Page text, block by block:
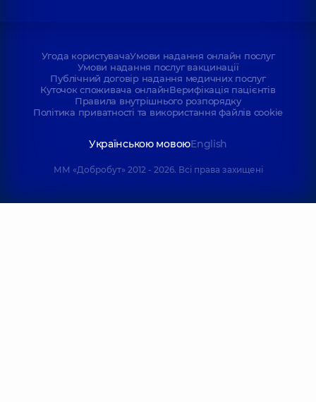
Угода користувачаУмови надання онлайн послуг
Умови надання послуг вакцинації
Публічний договір надання медичних послуг
Куточок споживача онлайнВерифікація пацієнтів
Правила внутрішнього розпорядку
Політика приватності та використання файлів cookie
Українською мовоюEnglish
ММ «Добробут» 2012 - 2026. Всі права захищені